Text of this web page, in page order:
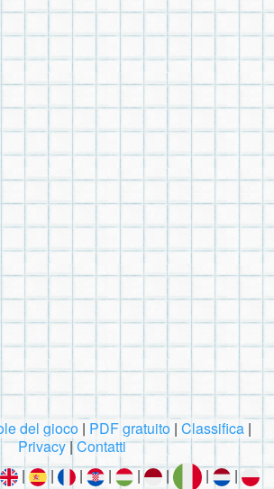
del gioco | PDF gratuito | Classifica |
Privacy|Contatti
| | | | | | | |